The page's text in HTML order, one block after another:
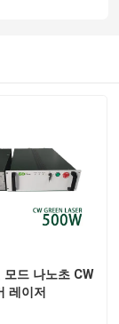
모드 나노초 CW
레이저